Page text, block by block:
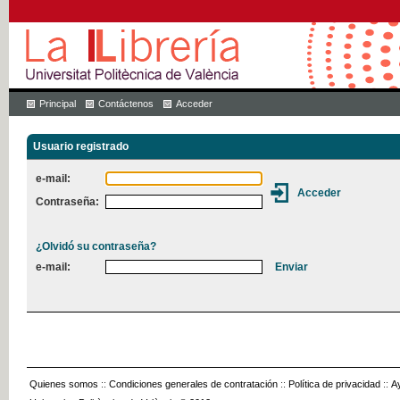
Principal Contáctenos Acceder
Usuario registrado
e-mail:
Contraseña:
¿Olvidó su contraseña?
e-mail:
Quienes somos :: Condiciones generales de contratación :: Política de privacidad ::